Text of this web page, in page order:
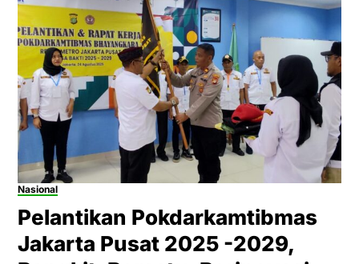
Nasional
Pelantikan Pokdarkamtibmas
Jakarta Pusat 2025 -2029,